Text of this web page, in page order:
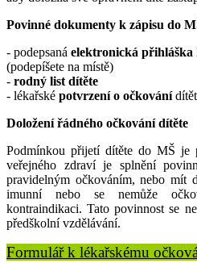
Povinné dokumenty k zápisu do
- podepsaná elektronická přihláška
(podepíšete na místě)
- rodný list dítěte
- lékařské potvrzení o očkování
Doložení řádného očkování dítěte
Podmínkou přijetí dítěte do MŠ je
veřejného zdraví je splnění
pravidelným očkováním, nebo mít
imunní nebo se nemůže
kontraindikaci. Tato povinnost se
předškolní vzdělávání.
Formulář k lékařskému